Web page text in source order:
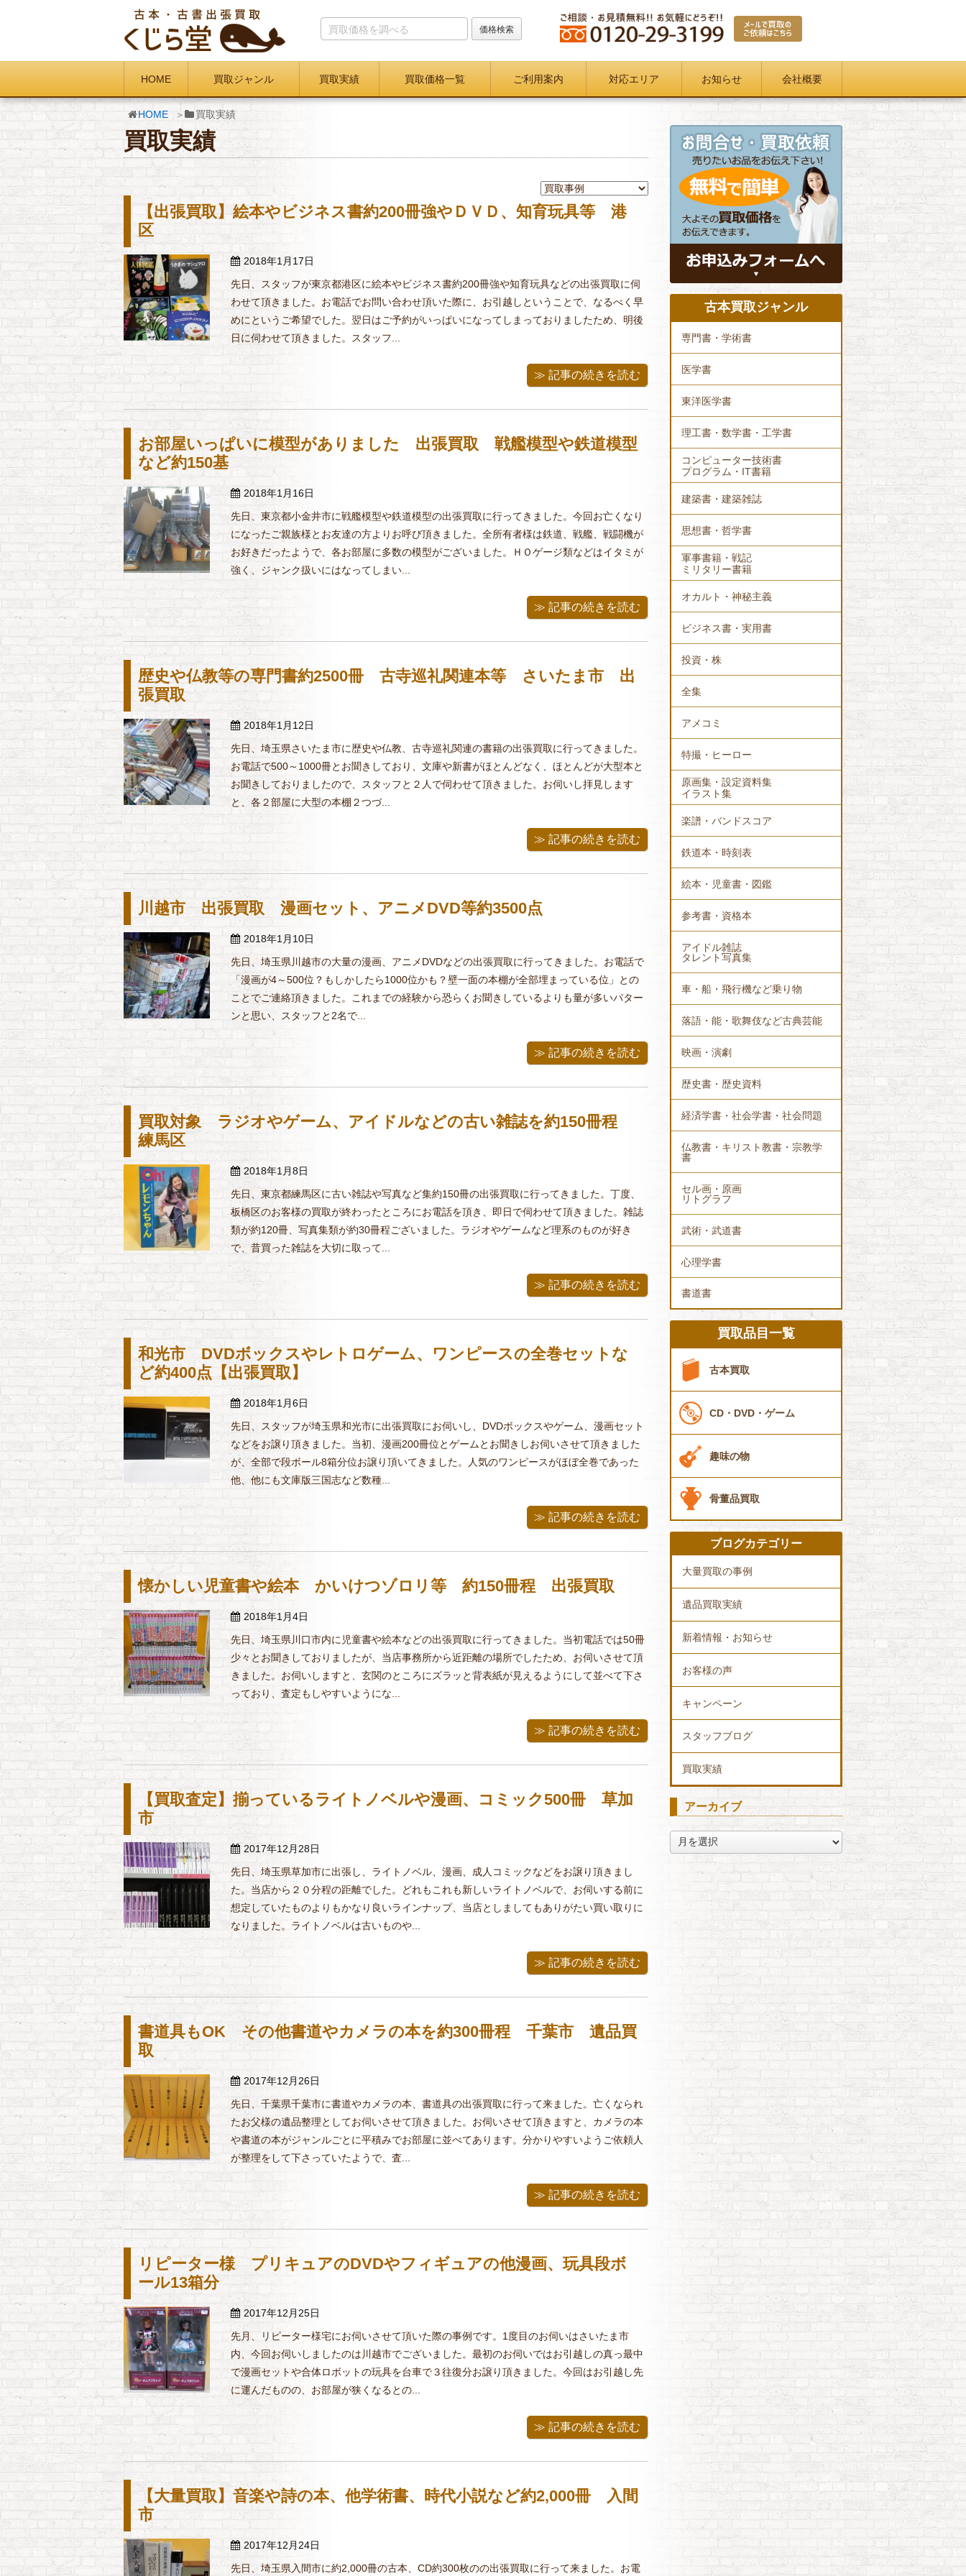
HOME 買取ジャンル 買取実績 買取価格一覧 ご利用案内 対応エリア お知らせ 会社概要
HOME 買取実績
買取実績
【出張買取】絵本やビジネス書約200冊強やＤＶＤ、知育玩具等 港
区
2018年1月17日
先日、スタッフが東京都港区に絵本やビジネス書約200冊強や知育玩具などの出張買取に伺
わせて頂きました。お電話でお問い合わせ頂いた際に、お引越しということで、なるべく早
めにというご希望でした。翌日はご予約がいっぱいになってしまっておりましたため、明後
日に伺わせて頂きました。スタッフ...
≫ 記事の続きを読む
お部屋いっぱいに模型がありました 出張買取 戦艦模型や鉄道模型
など約150基
2018年1月16日
先日、東京都小金井市に戦艦模型や鉄道模型の出張買取に行ってきました。今回お亡くなり
になったご親族様とお友達の方よりお呼び頂きました。全所有者様は鉄道、戦艦、戦闘機が
お好きだったようで、各お部屋に多数の模型がございました。ＨＯゲージ類などはイタミが
強く、ジャンク扱いにはなってしまい...
≫ 記事の続きを読む
歴史や仏教等の専門書約2500冊 古寺巡礼関連本等 さいたま市 出
張買取
2018年1月12日
先日、埼玉県さいたま市に歴史や仏教、古寺巡礼関連の書籍の出張買取に行ってきました。
お電話で500～1000冊とお聞きしており、文庫や新書がほとんどなく、ほとんどが大型本と
お聞きしておりましたので、スタッフと２人で伺わせて頂きました。お伺いし拝見します
と、各２部屋に大型の本棚２つづ...
≫ 記事の続きを読む
川越市 出張買取 漫画セット、アニメDVD等約3500点
2018年1月10日
先日、埼玉県川越市の大量の漫画、アニメDVDなどの出張買取に行ってきました。お電話で
「漫画が4～500位？もしかしたら1000位かも？壁一面の本棚が全部埋まっている位」との
ことでご連絡頂きました。これまでの経験から恐らくお聞きしているよりも量が多いパター
ンと思い、スタッフと2名で...
≫ 記事の続きを読む
買取対象 ラジオやゲーム、アイドルなどの古い雑誌を約150冊程
練馬区
2018年1月8日
先日、東京都練馬区に古い雑誌や写真など集約150冊の出張買取に行ってきました。丁度、
板橋区のお客様の買取が終わったところにお電話を頂き、即日で伺わせて頂きました。雑誌
類が約120冊、写真集類が約30冊程ございました。ラジオやゲームなど理系のものが好き
で、昔買った雑誌を大切に取って...
≫ 記事の続きを読む
和光市 DVDボックスやレトロゲーム、ワンピースの全巻セットな
ど約400点【出張買取】
2018年1月6日
先日、スタッフが埼玉県和光市に出張買取にお伺いし、DVDボックスやゲーム、漫画セット
などをお譲り頂きました。当初、漫画200冊位とゲームとお聞きしお伺いさせて頂きました
が、全部で段ボール8箱分位お譲り頂いてきました。人気のワンピースがほぼ全巻であった
他、他にも文庫版三国志など数種...
≫ 記事の続きを読む
懐かしい児童書や絵本 かいけつゾロリ等 約150冊程 出張買取
2018年1月4日
先日、埼玉県川口市内に児童書や絵本などの出張買取に行ってきました。当初電話では50冊
少々とお聞きしておりましたが、当店事務所から近距離の場所でしたため、お伺いさせて頂
きました。お伺いしますと、玄関のところにズラッと背表紙が見えるようにして並べて下さ
っており、査定もしやすいようにな...
≫ 記事の続きを読む
【買取査定】揃っているライトノベルや漫画、コミック500冊 草加
市
2017年12月28日
先日、埼玉県草加市に出張し、ライトノベル、漫画、成人コミックなどをお譲り頂きまし
た。当店から２０分程の距離でした。どれもこれも新しいライトノベルで、お伺いする前に
想定していたものよりもかなり良いラインナップ、当店としましてもありがたい買い取りに
なりました。ライトノベルは古いものや...
≫ 記事の続きを読む
書道具もOK その他書道やカメラの本を約300冊程 千葉市 遺品買
取
2017年12月26日
先日、千葉県千葉市に書道やカメラの本、書道具の出張買取に行って来ました。亡くなられ
たお父様の遺品整理としてお伺いさせて頂きました。お伺いさせて頂きますと、カメラの本
や書道の本がジャンルごとに平積みでお部屋に並べてあります。分かりやすいようご依頼人
が整理をして下さっていたようで、査...
≫ 記事の続きを読む
リピーター様 プリキュアのDVDやフィギュアの他漫画、玩具段ボ
ール13箱分
2017年12月25日
先月、リピーター様宅にお伺いさせて頂いた際の事例です。1度目のお伺いはさいたま市
内、今回お伺いしましたのは川越市でございました。最初のお伺いではお引越しの真っ最中
で漫画セットや合体ロボットの玩具を台車で３往復分お譲り頂きました。今回はお引越し先
に運んだものの、お部屋が狭くなるとの...
≫ 記事の続きを読む
【大量買取】音楽や詩の本、他学術書、時代小説など約2,000冊 入間
市
2017年12月24日
先日、埼玉県入間市に約2,000冊の古本、CD約300枚のの出張買取に行って来ました。お電
古本買取ジャンル
専門書・学術書
医学書
東洋医学書
理工書・数学書・工学書
コンピューター技術書
プログラム・IT書籍
建築書・建築雑誌
思想書・哲学書
軍事書籍・戦記
ミリタリー書籍
オカルト・神秘主義
ビジネス書・実用書
投資・株
全集
アメコミ
特撮・ヒーロー
原画集・設定資料集
イラスト集
楽譜・バンドスコア
鉄道本・時刻表
絵本・児童書・図鑑
参考書・資格本
アイドル雑誌
タレント写真集
車・船・飛行機など乗り物
落語・能・歌舞伎など古典芸能
映画・演劇
歴史書・歴史資料
経済学書・社会学書・社会問題
仏教書・キリスト教書・宗教学
書
セル画・原画
リトグラフ
武術・武道書
心理学書
書道書
買取品目一覧
古本買取
CD・DVD・ゲーム
趣味の物
骨董品買取
ブログカテゴリー
大量買取の事例
遺品買取実績
新着情報・お知らせ
お客様の声
キャンペーン
スタッフブログ
買取実績
アーカイブ
ー